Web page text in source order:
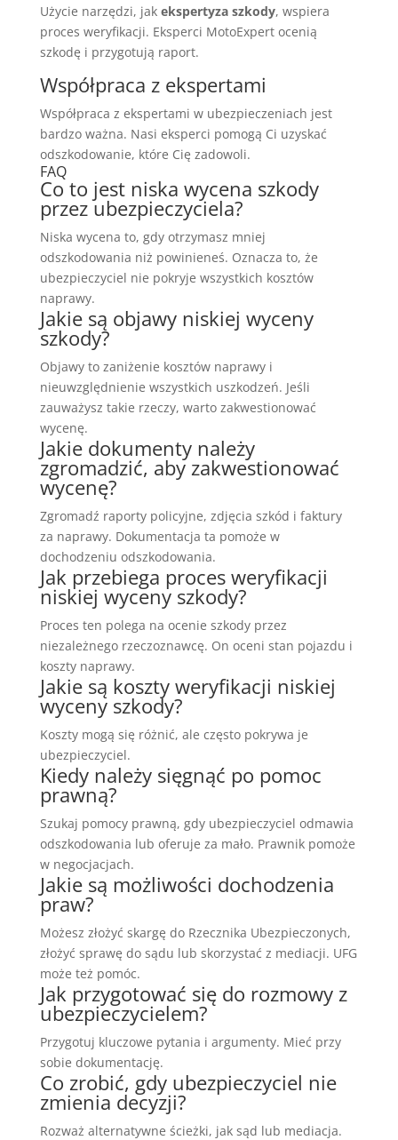
Użycie narzędzi, jak ekspertyza szkody, wspiera
proces weryfikacji. Eksperci MotoExpert ocenią
szkodę i przygotują raport.
Współpraca z ekspertami
Współpraca z ekspertami w ubezpieczeniach jest
bardzo ważna. Nasi eksperci pomogą Ci uzyskać
odszkodowanie, które Cię zadowoli.
FAQ
Co to jest niska wycena szkody
przez ubezpieczyciela?
Niska wycena to, gdy otrzymasz mniej
odszkodowania niż powinieneś. Oznacza to, że
ubezpieczyciel nie pokryje wszystkich kosztów
naprawy.
Jakie są objawy niskiej wyceny
szkody?
Objawy to zaniżenie kosztów naprawy i
nieuwzględnienie wszystkich uszkodzeń. Jeśli
zauważysz takie rzeczy, warto zakwestionować
wycenę.
Jakie dokumenty należy
zgromadzić, aby zakwestionować
wycenę?
Zgromadź raporty policyjne, zdjęcia szkód i faktury
za naprawy. Dokumentacja ta pomoże w
dochodzeniu odszkodowania.
Jak przebiega proces weryfikacji
niskiej wyceny szkody?
Proces ten polega na ocenie szkody przez
niezależnego rzeczoznawcę. On oceni stan pojazdu i
koszty naprawy.
Jakie są koszty weryfikacji niskiej
wyceny szkody?
Koszty mogą się różnić, ale często pokrywa je
ubezpieczyciel.
Kiedy należy sięgnąć po pomoc
prawną?
Szukaj pomocy prawną, gdy ubezpieczyciel odmawia
odszkodowania lub oferuje za mało. Prawnik pomoże
w negocjacjach.
Jakie są możliwości dochodzenia
praw?
Możesz złożyć skargę do Rzecznika Ubezpieczonych,
złożyć sprawę do sądu lub skorzystać z mediacji. UFG
może też pomóc.
Jak przygotować się do rozmowy z
ubezpieczycielem?
Przygotuj kluczowe pytania i argumenty. Mieć przy
sobie dokumentację.
Co zrobić, gdy ubezpieczyciel nie
zmienia decyzji?
Rozważ alternatywne ścieżki, jak sąd lub mediacja.